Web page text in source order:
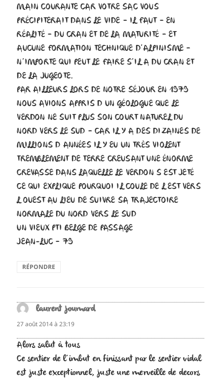
MAIN COURANTE CAR VOTRE SAC VOUS
PRÉCIPITERAIT DANS LE VIDE – IL FAUT – EN
RÉALITÉ – DU CRAN ET DE LA MATURITÉ – ET
AUCUNE FORMATION TECHNIQUE D’ALPINISME –
N’IMPORTE QUI PEUT LE FAIRE S’IL A DU CRAN ET
DE LA JUGEOTE.
PAR AILLEURS LORS DE NOTRE SÉJOUR EN 1979
NOUS AVIONS APPRIS D UN GÉOLOGUE QUE LE
VERDON NE SUIT PLUS SON COURT NATUREL DU
NORD VERS LE SUD – CAR IL Y A DES DIZAINES DE
MILLIONS D ANNÉES IL Y EU UN TRÈS VIOLENT
TREMBLEMENT DE TERRE CREUSANT UNE ÉNORME
CREVASSE DANS LAQUELLE LE VERDON S EST JETÉ
CE QUI EXPLIQUE POURQUOI IL COULE DE L EST VERS
L OUEST AU LIEU DE SUIVRE SA TRAJECTOIRE
NORMALE DU NORD VERS LE SUD
UN VIEUX PTI BELGE DE PASSAGE
JEAN-LUC – 79
RÉPONDRE
laurent joumarddit :
27 août 2014 à 23:19
Alors salut à tous
Ce sentier de l’imbut en finissant par le sentier vidal
est juste exceptionnel, juste une merveille de decors